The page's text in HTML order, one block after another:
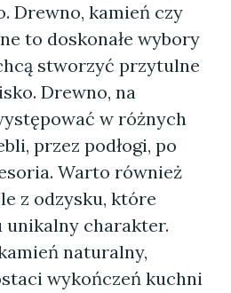
Drewno, kamień czy
to doskonałe wybory
stworzyć przytulne
Drewno, na
w różnych
przez podłogi, po
Warto również
z odzysku, które
unikalny charakter.
naturalny,
wykończeń kuchni